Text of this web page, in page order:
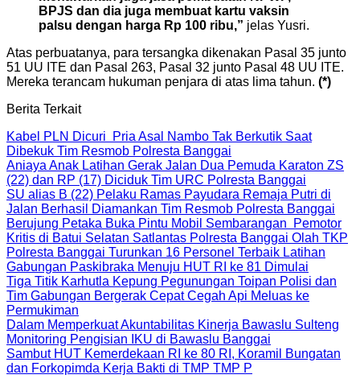
BPJS dan dia juga membuat kartu vaksin
palsu dengan harga Rp 100 ribu,” jelas Yusri.
Atas perbuatanya, para tersangka dikenakan Pasal 35 junto
51 UU ITE dan Pasal 263, Pasal 32 junto Pasal 48 UU ITE.
Mereka terancam hukuman penjara di atas lima tahun. (*)
Berita Terkait
Kabel PLN Dicuri Pria Asal Nambo Tak Berkutik Saat
Dibekuk Tim Resmob Polresta Banggai
Aniaya Anak Latihan Gerak Jalan Dua Pemuda Karaton ZS
(22) dan RP (17) Diciduk Tim URC Polresta Banggai
SU alias B (22) Pelaku Ramas Payudara Remaja Putri di
Jalan Berhasil Diamankan Tim Resmob Polresta Banggai
Berujung Petaka Buka Pintu Mobil Sembarangan Pemotor
Kritis di Batui Selatan Satlantas Polresta Banggai Olah TKP
Polresta Banggai Turunkan 16 Personel Terbaik Latihan
Gabungan Paskibraka Menuju HUT RI ke 81 Dimulai
Tiga Titik Karhutla Kepung Pegunungan Toipan Polisi dan
Tim Gabungan Bergerak Cepat Cegah Api Meluas ke
Permukiman
Dalam Memperkuat Akuntabilitas Kinerja Bawaslu Sulteng
Monitoring Pengisian IKU di Bawaslu Banggai
Sambut HUT Kemerdekaan RI ke 80 RI, Koramil Bungatan
dan Forkopimda Kerja Bakti di TMP TMP P